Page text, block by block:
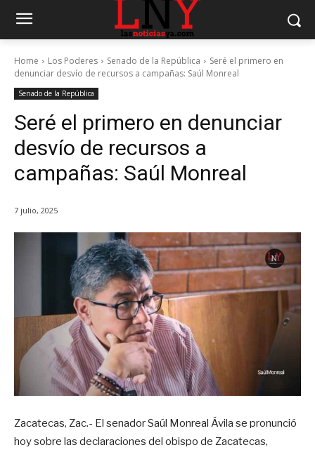
Home Los Poderes Senado de la República
Seré el primero en
denunciar desvío de recursos a campañas: Saúl Monreal
Senado de la República
Seré el primero en denunciar
desvío de recursos a
campañas: Saúl Monreal
7 julio, 2025
Zacatecas, Zac.- El senador Saúl Monreal Ávila se pronunció
hoy sobre las declaraciones del obispo de Zacatecas,